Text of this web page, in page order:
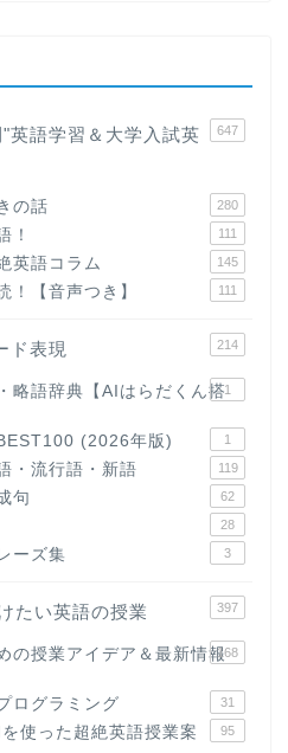
英語学習＆大学入試英
647
の話 280
！ 111
英語コラム 145
！【音声つき】 111
ド表現 214
略語辞典【AIはらだくん搭1
(2026年版) 1
・流行語・新語 119
句 62
28
ーズ集 3
たい英語の授業 397
の授業アイデア＆最新情報168
ログラミング 31
使った超絶英語授業案 95